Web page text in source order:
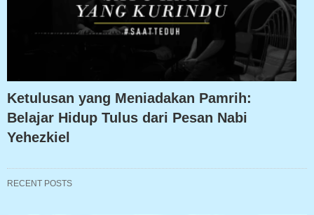
Ketulusan yang Meniadakan Pamrih:
Belajar Hidup Tulus dari Pesan Nabi
Yehezkiel
RECENT POSTS